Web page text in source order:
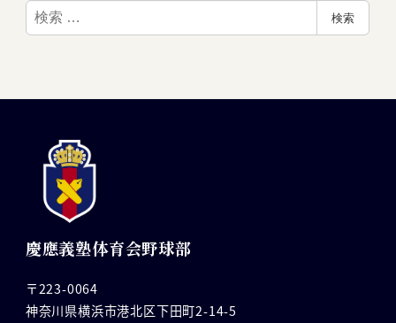
検
索
検索
慶應義塾体育会野球部
〒223-0064
神奈川県横浜市港北区下田町2-14-5